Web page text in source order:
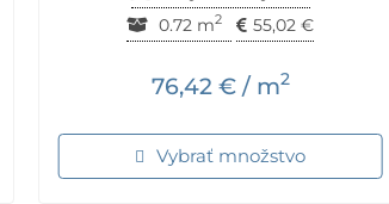
0.72 m2 55,02 €
76,42 €/ m2
Vybrať množstvo